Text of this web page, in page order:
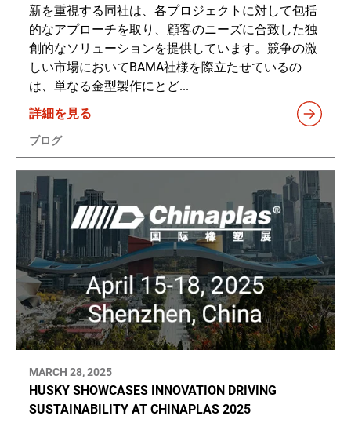
新を重視する同社は、各プロジェクトに対して包括
的なアプローチを取り、顧客のニーズに合致した独
創的なソリューションを提供しています。競争の激
しい市場においてBAMA社様を際立たせているの
は、単なる金型製作にとど...
詳細を見る
ブログ
MARCH 28, 2025
HUSKY SHOWCASES INNOVATION DRIVING
SUSTAINABILITY AT CHINAPLAS 2025